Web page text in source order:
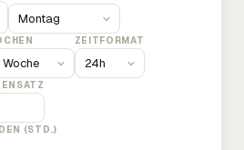
ZEITFORMAT
(STD.)